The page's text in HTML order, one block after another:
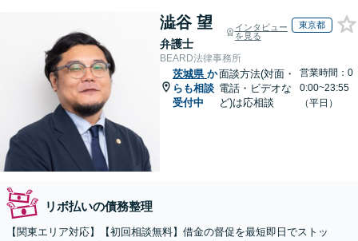
澁谷 望
弁護士
インタビュー
を見る
東京都
BEARD法律事務所
茨城県 か
らも相談
受付中
面談方法(対面・
電話・ビデオな
ど)は応相談
営業時間：0
0:00~23:55
（平日）
リボ払いの債務整理
【関東エリア対応】【初回相談無料】借金の督促を最短即日でストッ